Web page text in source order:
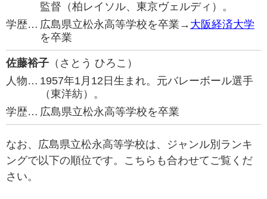
監督（柏レイソル、東京ヴェルディ）。
学歴… 広島県立松永高等学校を卒業→ 大阪経済大学
を卒業
佐藤裕子 （さとう ひろこ）
人物… 1957年1月12日生まれ。元バレーボール選手
（東洋紡）。
学歴… 広島県立松永高等学校を卒業
なお、広島県立松永高等学校は、ジャンル別ランキ
ングで以下の順位です。こちらも合わせてご覧くだ
さい。